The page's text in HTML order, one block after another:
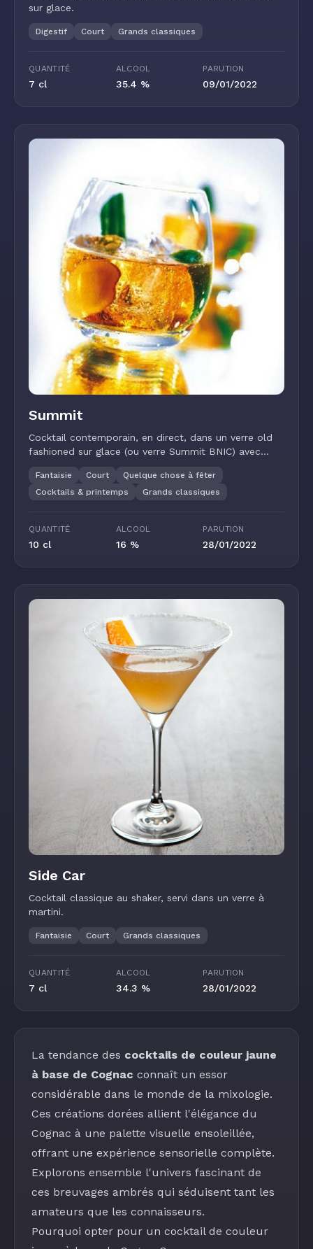
sur glace.
Digestif Court Grands classiques
QUANTITÉ
7 cl
ALCOOL
35.4 %
PARUTION
09/01/2022
Summit
Cocktail contemporain, en direct, dans un verre old
fashioned sur glace (ou verre Summit BNIC) avec
Fantaisie Court
Quelque chose à fêter
Cocktails & printemps
Grands classiques
QUANTITÉ
10 cl
ALCOOL
16 %
PARUTION
28/01/2022
Side Car
Cocktail classique au shaker, servi dans un verre à
martini.
Fantaisie Court Grands classiques
QUANTITÉ
7 cl
ALCOOL
34.3 %
PARUTION
28/01/2022
La tendance des cocktails de couleur jaune
à base de Cognac connaît un essor
considérable dans le monde de la mixologie.
Ces créations dorées allient l'élégance du
Cognac à une palette visuelle ensoleillée,
offrant une expérience sensorielle complète.
Explorons ensemble l'univers fascinant de
ces breuvages ambrés qui séduisent tant les
amateurs que les connaisseurs.
Pourquoi opter pour un cocktail de couleur